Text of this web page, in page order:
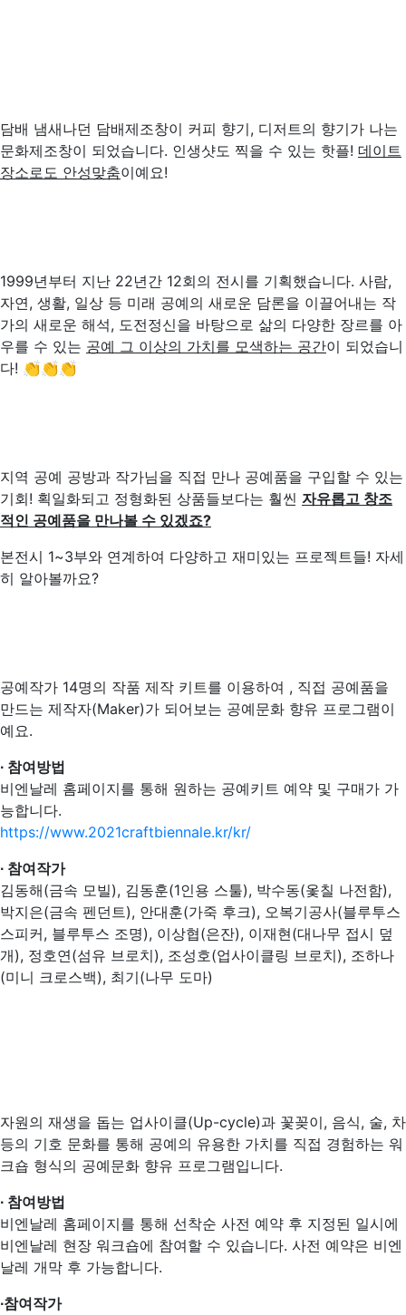
담배 냄새나던 담배제조창이 커피 향기, 디저트의 향기가 나는
문화제조창이 되었습니다. 인생샷도 찍을 수 있는 핫플! 데이트
장소로도 안성맞춤이예요!
1999년부터 지난 22년간 12회의 전시를 기획했습니다. 사람,
자연, 생활, 일상 등 미래 공예의 새로운 담론을 이끌어내는 작
가의 새로운 해석, 도전정신을 바탕으로 삶의 다양한 장르를 아
우를 수 있는 공예 그 이상의 가치를 모색하는 공간이 되었습니
다! 👏👏👏
지역 공예 공방과 작가님을 직접 만나 공예품을 구입할 수 있는
기회! 획일화되고 정형화된 상품들보다는 훨씬 자유롭고 창조
적인 공예품을 만나볼 수 있겠죠?
본전시 1~3부와 연계하여 다양하고 재미있는 프로젝트들! 자세
히 알아볼까요?
공예작가 14명의 작품 제작 키트를 이용하여 , 직접 공예품을
만드는 제작자(Maker)가 되어보는 공예문화 향유 프로그램이
예요.
∙ 참여방법
비엔날레 홈페이지를 통해 원하는 공예키트 예약 및 구매가 가
능합니다.
https://www.2021craftbiennale.kr/kr/
∙ 참여작가
김동해(금속 모빌), 김동훈(1인용 스툴), 박수동(옻칠 나전함),
박지은(금속 펜던트), 안대훈(가죽 후크), 오복기공사(블루투스
스피커, 블루투스 조명), 이상협(은잔), 이재현(대나무 접시 덮
개), 정호연(섬유 브로치), 조성호(업사이클링 브로치), 조하나
(미니 크로스백), 최기(나무 도마)
자원의 재생을 돕는 업사이클(Up-cycle)과 꽃꽂이, 음식, 술, 차
등의 기호 문화를 통해 공예의 유용한 가치를 직접 경험하는 워
크숍 형식의 공예문화 향유 프로그램입니다.
∙ 참여방법
비엔날레 홈페이지를 통해 선착순 사전 예약 후 지정된 일시에
비엔날레 현장 워크숍에 참여할 수 있습니다. 사전 예약은 비엔
날레 개막 후 가능합니다.
∙참여작가